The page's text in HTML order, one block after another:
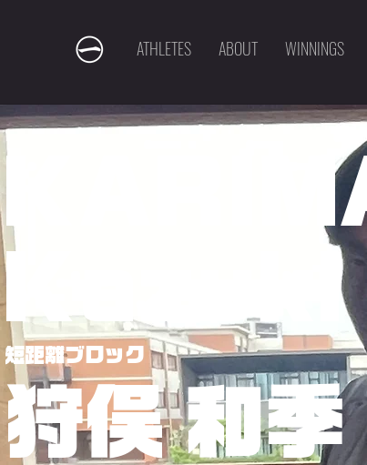
ATHLETES ABOUT WINNINGS
Kazuki
短距離ブロック
狩俣 和季